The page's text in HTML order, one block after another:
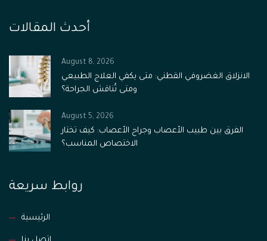
أحدث المقالات
August 8, 2026
الانزلاق الغضروفي القطني: متى يكفي العلاج الطبيعي
ومتى تُناقش الجراحة؟
August 5, 2026
الفرق بين طبيب الأعصاب وجراح الأعصاب: كيف تختار
الاختصاص المناسب؟
روابط سريعة
الرئيسية